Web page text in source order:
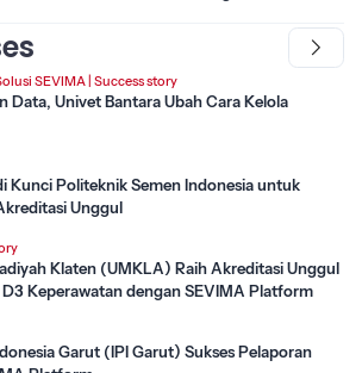
SEVIMA | Success story
Data, Univet Bantara Ubah Cara Kelola
Kunci Politeknik Semen Indonesia untuk
Unggul
Klaten (UMKLA) Raih Akreditasi Unggul
Keperawatan dengan SEVIMA Platform
Garut (IPI Garut) Sukses Pelaporan